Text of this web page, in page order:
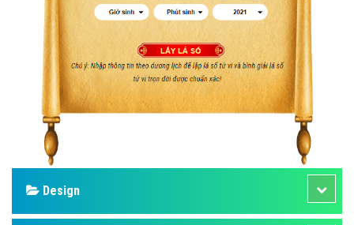
Design